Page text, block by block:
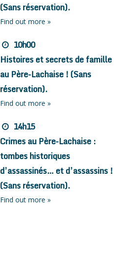
(Sans réservation).
Find out more »
10h00
Histoires et secrets de famille
au Père-Lachaise ! (Sans
réservation).
Find out more »
14h15
Crimes au Père-Lachaise :
tombes historiques
d’assassinés… et d’assassins !
(Sans réservation).
Find out more »